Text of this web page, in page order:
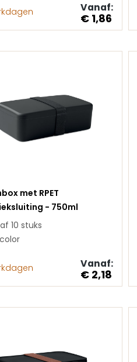
Vanaf:
€ 1,86
met RPET
- 750ml
10 stuks
Vanaf:
€ 2,18